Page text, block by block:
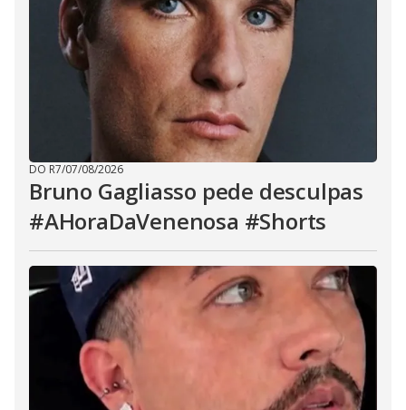
DO R7/07/08/2026
Bruno Gagliasso pede desculpas
#AHoraDaVenenosa #Shorts